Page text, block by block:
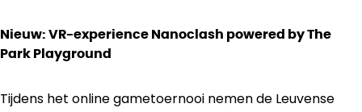
Nieuw: VR-experience Nanoclash powered by The
Park Playground
Tijdens het online gametoernooi nemen de Leuvense